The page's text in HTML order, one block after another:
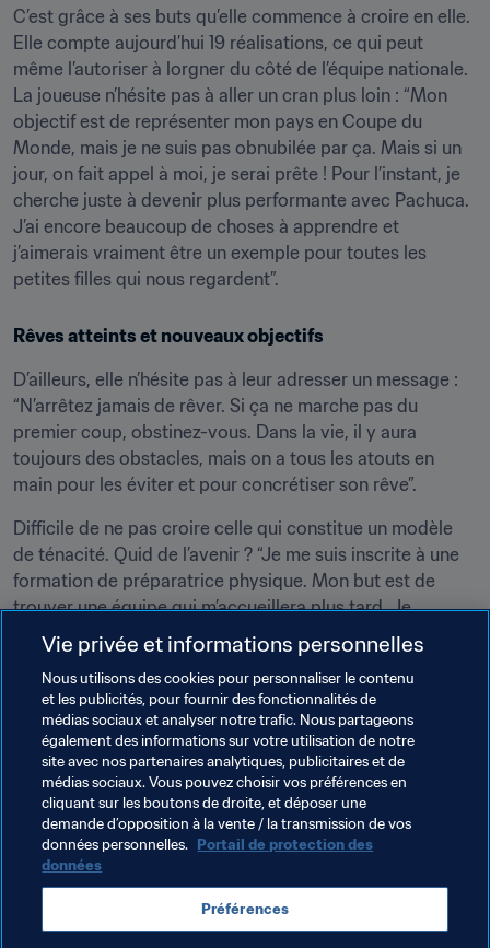
C’est grâce à ses buts qu’elle commence à croire en elle.
Elle compte aujourd’hui 19 réalisations, ce qui peut
même l’autoriser à lorgner du côté de l’équipe nationale.
La joueuse n’hésite pas à aller un cran plus loin : “Mon
objectif est de représenter mon pays en Coupe du
Monde, mais je ne suis pas obnubilée par ça. Mais si un
jour, on fait appel à moi, je serai prête ! Pour l’instant, je
cherche juste à devenir plus performante avec Pachuca.
J’ai encore beaucoup de choses à apprendre et
j’aimerais vraiment être un exemple pour toutes les
petites filles qui nous regardent”.
Rêves atteints et nouveaux objectifs
D’ailleurs, elle n’hésite pas à leur adresser un message :
“N’arrêtez jamais de rêver. Si ça ne marche pas du
premier coup, obstinez-vous. Dans la vie, il y aura
toujours des obstacles, mais on a tous les atouts en
main pour les éviter et pour concrétiser son rêve”.
Difficile de ne pas croire celle qui constitue un modèle
de ténacité. Quid de l’avenir ? “Je me suis inscrite à une
formation de préparatrice physique. Mon but est de
trouver une équipe qui m’accueillera plus tard. Je
compte rester à jamais dans le football”, explique
l’attaquante, pas peu fière de s’être lancée dans des
études universitaires.
Jusqu’où arrivera-t-elle ? Le temps le dira. Ce dont on
peut être sûr, c’est que son exemple a aidé un grand
nombre de filles à s’imaginer un avenir différent. C’est
sans doute le plus précieux de ses trophées.
Thèmes en lien
Mexico
Vie privée et informations personnelles
Nous utilisons des cookies pour personnaliser le contenu
et les publicités, pour fournir des fonctionnalités de
médias sociaux et analyser notre trafic. Nous partageons
également des informations sur votre utilisation de notre
site avec nos partenaires analytiques, publicitaires et de
médias sociaux. Vous pouvez choisir vos préférences en
cliquant sur les boutons de droite, et déposer une
demande d’opposition à la vente / la transmission de vos
données personnelles. Portail de protection des
données
Préférences